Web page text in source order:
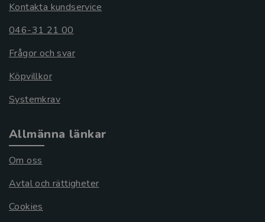
Kontakta kundservice
046-31 21 00
Frågor och svar
Köpvillkor
Systemkrav
Allmänna länkar
Om oss
Avtal och rättigheter
Cookies